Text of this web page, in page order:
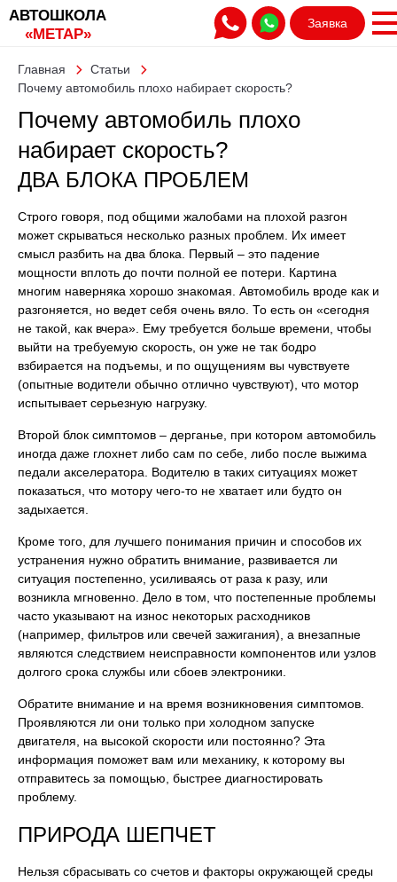
АВТОШКОЛА
«МЕТАР»
Заявка
Главная
Статьи
Почему автомобиль плохо набирает скорость?
Почему автомобиль плохо
набирает скорость?
ДВА БЛОКА ПРОБЛЕМ
Строго говоря, под общими жалобами на плохой разгон
может скрываться несколько разных проблем. Их имеет
смысл разбить на два блока. Первый – это падение
мощности вплоть до почти полной ее потери. Картина
многим наверняка хорошо знакомая. Автомобиль вроде как и
разгоняется, но ведет себя очень вяло. То есть он «сегодня
не такой, как вчера». Ему требуется больше времени, чтобы
выйти на требуемую скорость, он уже не так бодро
взбирается на подъемы, и по ощущениям вы чувствуете
(опытные водители обычно отлично чувствуют), что мотор
испытывает серьезную нагрузку.
Второй блок симптомов – дерганье, при котором автомобиль
иногда даже глохнет либо сам по себе, либо после выжима
педали акселератора. Водителю в таких ситуациях может
показаться, что мотору чего-то не хватает или будто он
задыхается.
Кроме того, для лучшего понимания причин и способов их
устранения нужно обратить внимание, развивается ли
ситуация постепенно, усиливаясь от раза к разу, или
возникла мгновенно. Дело в том, что постепенные проблемы
часто указывают на износ некоторых расходников
(например, фильтров или свечей зажигания), а внезапные
являются следствием неисправности компонентов или узлов
долгого срока службы или сбоев электроники.
Обратите внимание и на время возникновения симптомов.
Проявляются ли они только при холодном запуске
двигателя, на высокой скорости или постоянно? Эта
информация поможет вам или механику, к которому вы
отправитесь за помощью, быстрее диагностировать
проблему.
ПРИРОДА ШЕПЧЕТ
Нельзя сбрасывать со счетов и факторы окружающей среды